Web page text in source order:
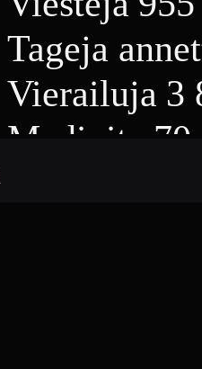
Tageja
Vierailuja 3
Medioita
70